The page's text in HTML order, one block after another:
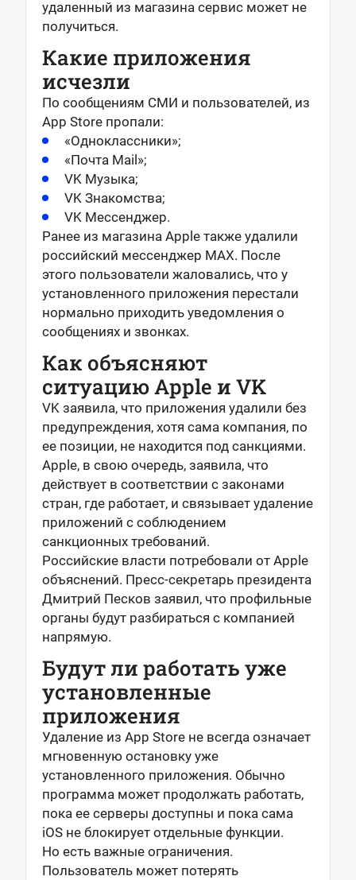
удаленный из магазина сервис может не
получиться.
Какие приложения
исчезли
По сообщениям СМИ и пользователей, из
App Store пропали:
«Одноклассники»;
«Почта Mail»;
VK Музыка;
VK Знакомства;
VK Мессенджер.
Ранее из магазина Apple также удалили
российский мессенджер MAX. После
этого пользователи жаловались, что у
установленного приложения перестали
нормально приходить уведомления о
сообщениях и звонках.
Как объясняют
ситуацию Apple и VK
VK заявила, что приложения удалили без
предупреждения, хотя сама компания, по
ее позиции, не находится под санкциями.
Apple, в свою очередь, заявила, что
действует в соответствии с законами
стран, где работает, и связывает удаление
приложений с соблюдением
санкционных требований.
Российские власти потребовали от Apple
объяснений. Пресс-секретарь президента
Дмитрий Песков заявил, что профильные
органы будут разбираться с компанией
напрямую.
Будут ли работать уже
установленные
приложения
Удаление из App Store не всегда означает
мгновенную остановку уже
установленного приложения. Обычно
программа может продолжать работать,
пока ее серверы доступны и пока сама
iOS не блокирует отдельные функции.
Но есть важные ограничения.
Пользователь может потерять